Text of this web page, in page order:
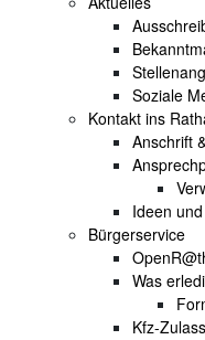
Soziale
Kontakt ins
Anschrift
Ideen
Bürgerservice
Was
Kfz-